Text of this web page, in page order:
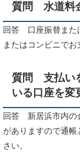
質問 水道料
回答 口座振替また
またはコンビニでお
質問 支払い
いる口座を変
回答 新居浜市内の
がありますので通
さい。